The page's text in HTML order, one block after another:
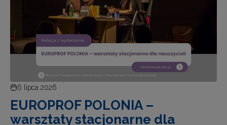
6 lipca 2026
EUROPROF POLONIA –
warsztaty stacjonarne dla